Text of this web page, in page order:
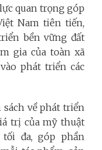
quan trọng góp
Nam tiên tiến,
bền vững đất
gia của toàn xã
phát triển các
về phát triển
trị của mỹ thuật
đa, góp phần